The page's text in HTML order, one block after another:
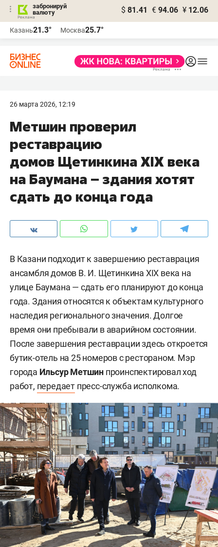
забронируй
валюту
$ 81.41 € 94.06 ¥ 12.06
Казань21.3° Москва25.7°
26 марта 2026, 12:19
Метшин проверил
реставрацию
домов Щетинкина XIX века
на Баумана – здания хотят
сдать до конца года
В Казани подходит к завершению реставрация
ансамбля домов В. И. Щетинкина XIX века на
улице Баумана — сдать его планируют до конца
года. Здания относятся к объектам культурного
наследия регионального значения. Долгое
время они пребывали в аварийном состоянии.
После завершения реставрации здесь откроется
бутик-отель на 25 номеров с рестораном. Мэр
города Ильсур Метшин проинспектировал ход
работ, передает пресс-служба исполкома.